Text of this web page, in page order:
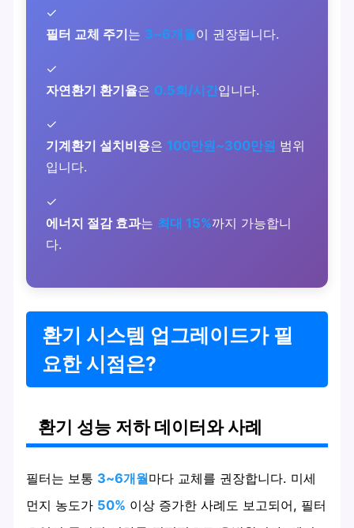
✓
필터 교체 주기는 3~6개월이 권장됩니다.
✓
자연환기 환기율은 0.5회/시간입니다.
✓
기계환기 설치비용은 100만원~300만원 범위
입니다.
✓
에너지 절감 효과는 최대 15%까지 가능합니
다.
환기 시스템 업그레이드가 필
요한 시점은?
환기 성능 저하 데이터와 사례
필터는 보통 3~6개월마다 교체를 권장합니다. 미세
먼지 농도가 50% 이상 증가한 사례도 보고되어, 필터